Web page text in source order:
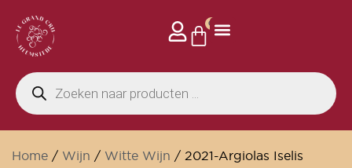
0
Home / Wijn / Witte Wijn / 2021-Argiolas Iselis